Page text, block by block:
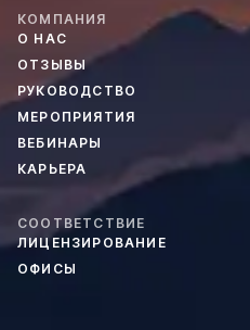
КОМПАНИЯ
О НАС
ОТЗЫВЫ
РУКОВОДСТВО
МЕРОПРИЯТИЯ
ВЕБИНАРЫ
КАРЬЕРА
СООТВЕТСТВИЕ
ЛИЦЕНЗИРОВАНИЕ
ОФИСЫ